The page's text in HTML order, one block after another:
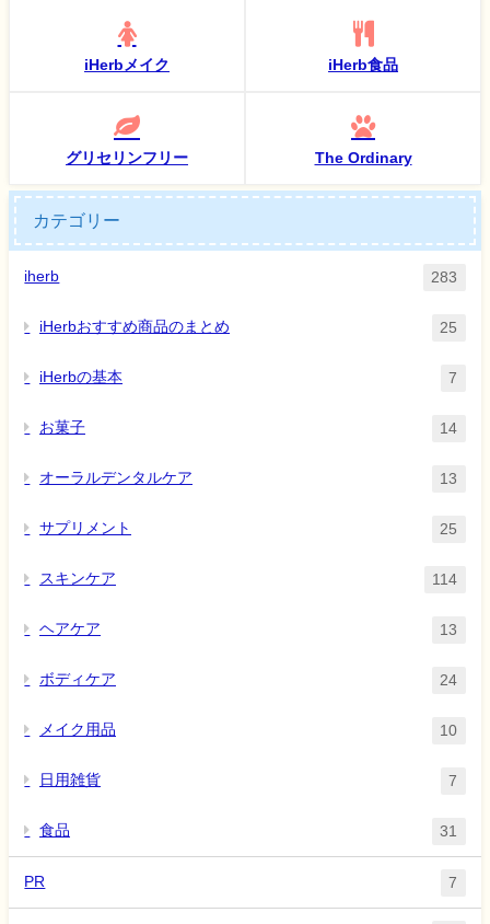
iHerbメイク iHerb食品
グリセリンフリー The Ordinary
カテゴリー
iherb 283
iHerbおすすめ商品のまとめ 25
iHerbの基本 7
お菓子 14
オーラルデンタルケア 13
サプリメント 25
スキンケア 114
ヘアケア 13
ボディケア 24
メイク用品 10
日用雑貨 7
食品 31
PR 7